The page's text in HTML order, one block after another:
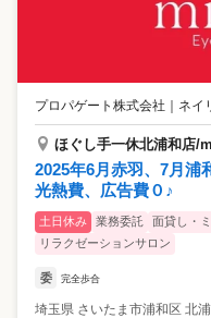
プロパゲート株式会社 ｜ ネイ
ほぐし手一休北浦和店/
2025年6月赤羽、7月浦
光熱費、広告費０♪
土日休み 業務委託 面貸し・
リラクゼーションサロン
委 完全歩合
埼玉県 さいたま市浦和区 北